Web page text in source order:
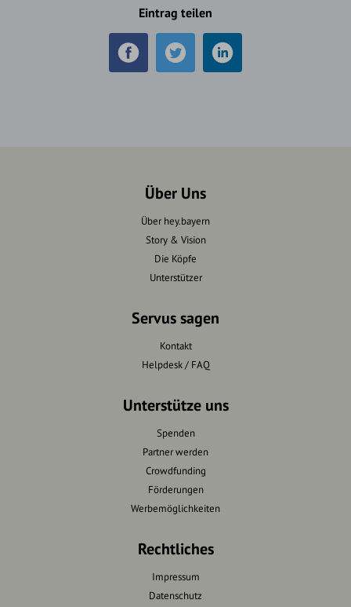
Eintrag teilen
Über Uns
Über hey.bayern
Story & Vision
Die Köpfe
Unterstützer
Servus sagen
Kontakt
Helpdesk / FAQ
Unterstütze uns
Spenden
Partner werden
Crowdfunding
Förderungen
Werbemöglichkeiten
Rechtliches
Impressum
Datenschutz